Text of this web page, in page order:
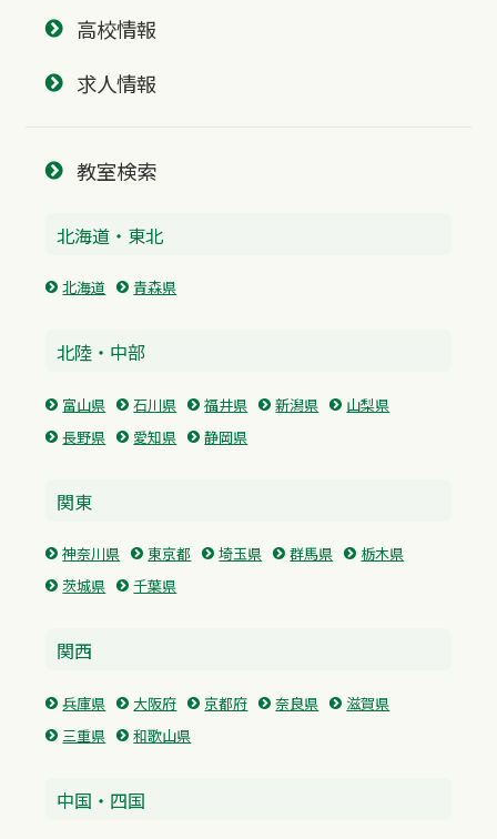
高校情報
求人情報
教室検索
北海道・東北
北海道 青森県
北陸・中部
富山県 石川県 福井県 新潟県
山梨県
長野県
愛知県 静岡県
関東
神奈川県 東京都 埼玉県 群馬県
栃木県
茨城県
千葉県
関西
兵庫県 大阪府 京都府 奈良県
滋賀県
三重県
和歌山県
中国・四国